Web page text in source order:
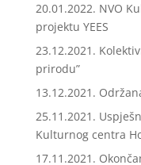
20.01.2022. NVO
projektu YEES
23.12.2021.
prirodu”
13.12.2021.
25.11.2021.
Kulturnog centra
17.11.2021.